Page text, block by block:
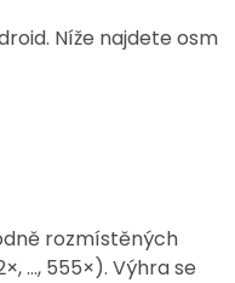
Níže najdete osm
rozmístěných
…, 555×). Výhra se